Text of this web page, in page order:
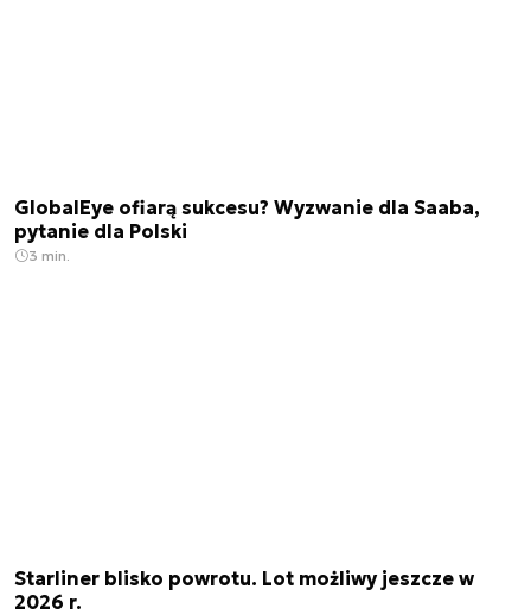
GlobalEye ofiarą sukcesu? Wyzwanie dla Saaba,
pytanie dla Polski
3 min.
Starliner blisko powrotu. Lot możliwy jeszcze w
2026 r.